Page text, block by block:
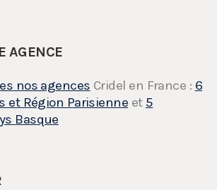
AGENCE
nos agences Cridel en France : 6
et Région Parisienne et 5
Basque